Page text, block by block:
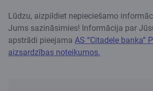
Lūdzu, aizpildiet nepieciešamo
Jums sazināsimies! Informācija par
apstrādi pieejama AS “Citadele banka”
aizsardzības noteikumos.